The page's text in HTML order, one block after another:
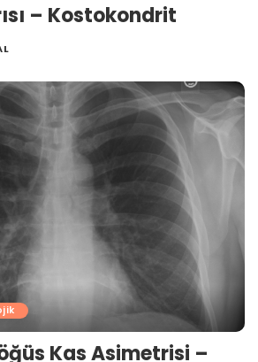
– Kostokondrit
Kas Asimetrisi –